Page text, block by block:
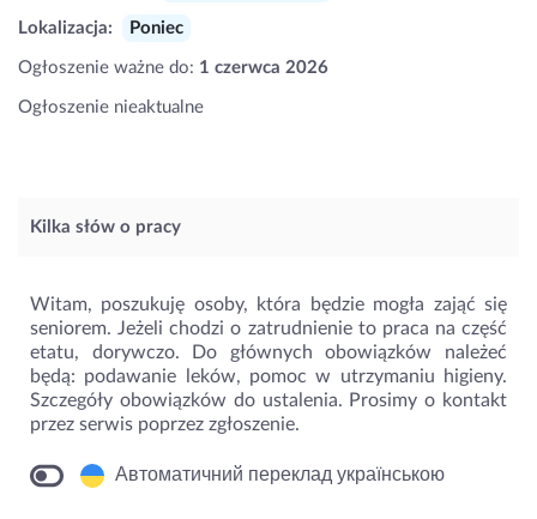
Lokalizacja: Poniec
Ogłoszenie ważne do: 1 czerwca 2026
Ogłoszenie nieaktualne
Kilka słów o pracy
Witam, poszukuję osoby, która będzie mogła zająć się
seniorem. Jeżeli chodzi o zatrudnienie to praca na część
etatu, dorywczo. Do głównych obowiązków należeć
będą: podawanie leków, pomoc w utrzymaniu higieny.
Szczegóły obowiązków do ustalenia. Prosimy o kontakt
przez serwis poprzez zgłoszenie.
Автоматичний переклад українською